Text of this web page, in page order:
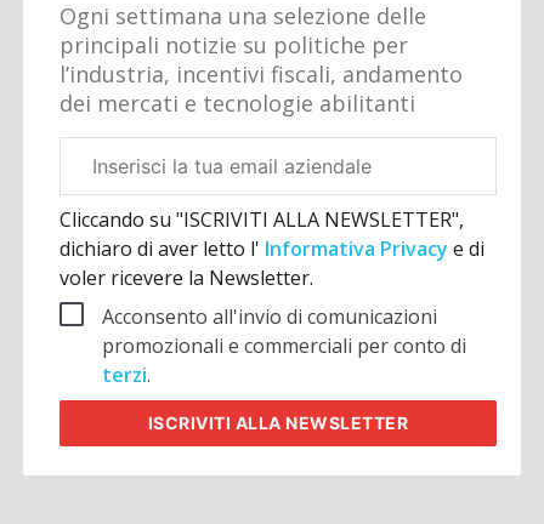
Ogni settimana una selezione delle
principali notizie su politiche per
l’industria, incentivi fiscali, andamento
dei mercati e tecnologie abilitanti
aziendale
Cliccando su "ISCRIVITI ALLA NEWSLETTER",
dichiaro di aver letto l' Informativa Privacye di
voler ricevere la Newsletter.
Acconsento all'invio di comunicazioni
promozionali e commerciali per conto di
terzi.
ISCRIVITI ALLA NEWSLETTER